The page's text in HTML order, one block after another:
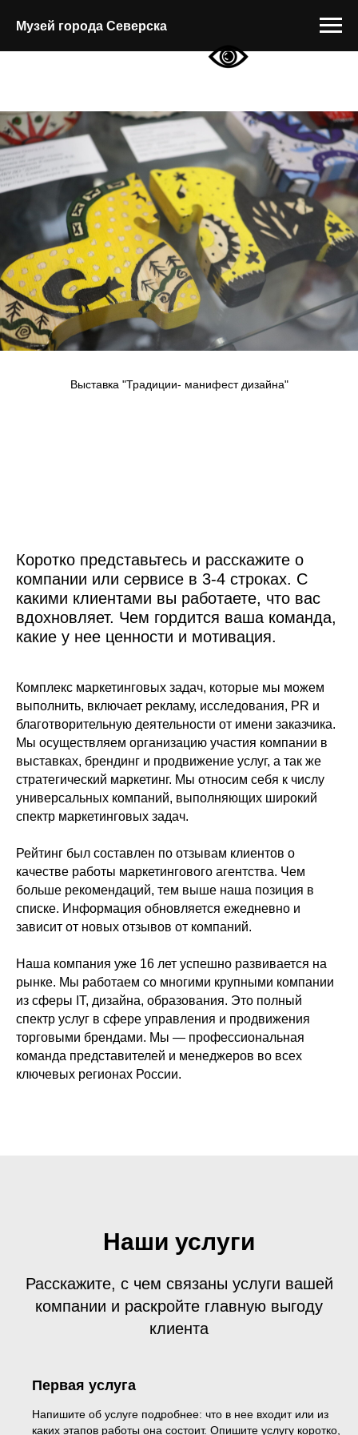
Музей города Северска
Выставка "Традиции- манифест дизайна"
Коротко представьтесь и расскажите о
компании или сервисе в 3-4 строках. С
какими клиентами вы работаете, что вас
вдохновляет. Чем гордится ваша команда,
какие у нее ценности и мотивация.
Комплекс маркетинговых задач, которые мы можем
выполнить, включает рекламу, исследования, PR и
благотворительную деятельности от имени заказчика.
Мы осуществляем организацию участия компании в
выставках, брендинг и продвижение услуг, а так же
стратегический маркетинг. Мы относим себя к числу
универсальных компаний, выполняющих широкий
спектр маркетинговых задач.
Рейтинг был составлен по отзывам клиентов о
качестве работы маркетингового агентства. Чем
больше рекомендаций, тем выше наша позиция в
списке. Информация обновляется ежедневно и
зависит от новых отзывов от компаний.
Наша компания уже 16 лет успешно развивается на
рынке. Мы работаем со многими крупными компании
из сферы IT, дизайна, образования. Это полный
спектр услуг в сфере управления и продвижения
торговыми брендами. Мы — профессиональная
команда представителей и менеджеров во всех
ключевых регионах России.
Наши услуги
Расскажите, с чем связаны услуги вашей
компании и раскройте главную выгоду
клиента
Первая услуга
Напишите об услуге подробнее: что в нее входит или из
каких этапов работы она состоит. Опишите услугу коротко,